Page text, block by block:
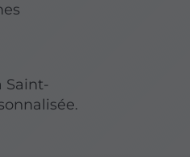
Saint-